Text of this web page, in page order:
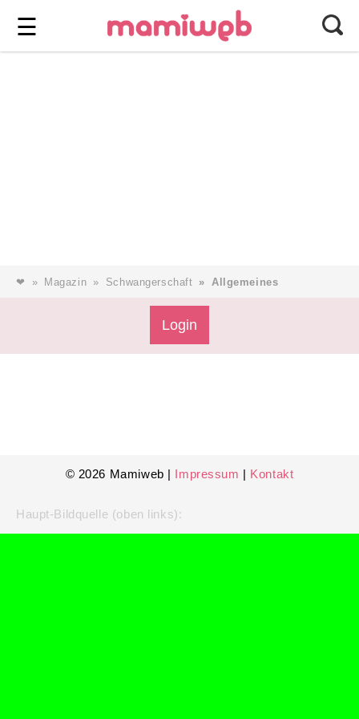
☰ ⎯ Wir lieben Familie ⎯
❤ Magazin Schwangerschaft Allgemeines
Login
Service
© 2026 Mamiweb | Impressum | Kontakt
Haupt-Bildquelle (oben links):